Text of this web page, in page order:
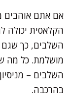
אם אתם אוהבים
הקלאסית יכולה
השלבים, כך שגם
מושלמת. כל מה
השלבים –
בהרכבה.